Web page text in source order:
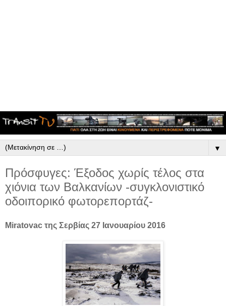
▼
Πρόσφυγες: Έξοδος χωρίς τέλος στα
χιόνια των Βαλκανίων -συγκλονιστικό
οδοιπορικό φωτορεπορτάζ-
Miratovac της Σερβίας 27 Ιανουαρίου 2016